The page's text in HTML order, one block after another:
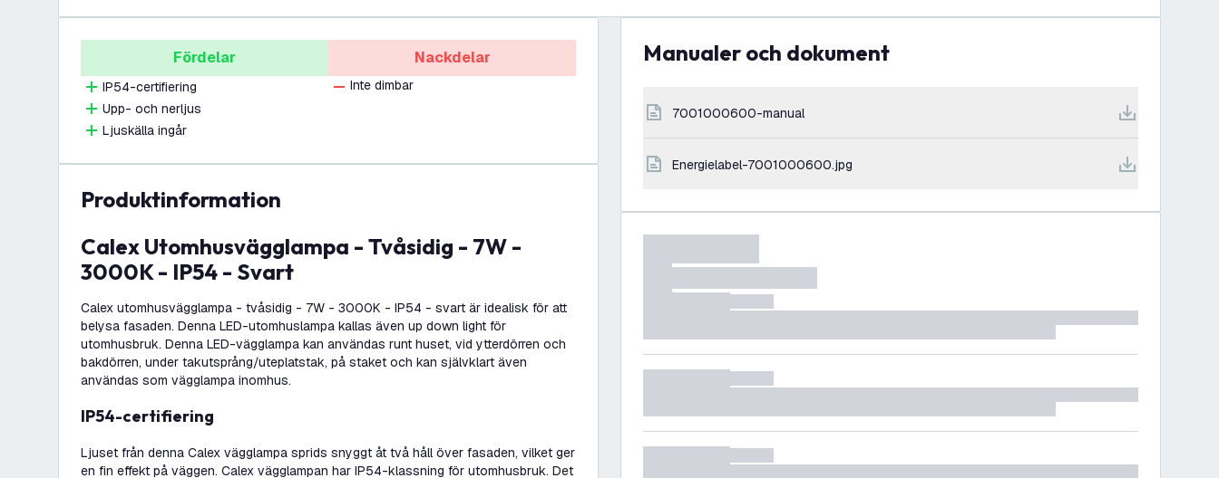
Fördelar
IP54-certifiering
Upp- och nerljus
Ljuskälla ingår
Nackdelar
Inte dimbar
produktinformation
Calex Utomhusvägglampa - Tvåsidig - 7W -
3000K - IP54 - Svart
Calex utomhusvägglampa - tvåsidig - 7W - 3000K - IP54 - svart är idealisk för att
belysa fasaden. Denna LED-utomhuslampa kallas även up down light för
utomhusbruk. Denna LED-vägglampa kan användas runt huset, vid ytterdörren och
bakdörren, under takutsprång/uteplatstak, på staket och kan självklart även
användas som vägglampa inomhus.
IP54-certifiering
Ljuset från denna Calex vägglampa sprids snyggt åt två håll över fasaden, vilket ger
en fin effekt på väggen. Calex vägglampan har IP54-klassning för utomhusbruk. Det
Manualer och dokument
7001000600-manual
energielabel-7001000600.jpg